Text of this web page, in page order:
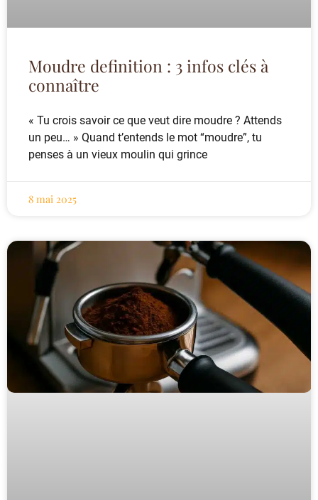
Moudre definition : 3 infos clés à
connaître
« Tu crois savoir ce que veut dire moudre ? Attends
un peu… » Quand t’entends le mot “moudre”, tu
penses à un vieux moulin qui grince
8 mai 2025